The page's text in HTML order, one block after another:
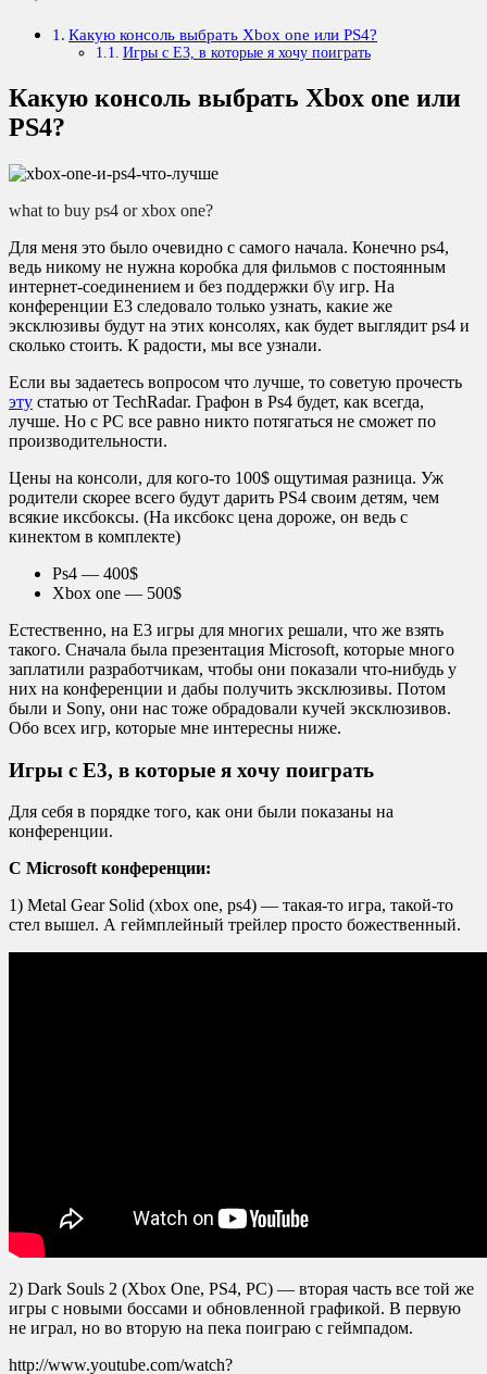
Какую консоль выбрать Xbox one или PS4?
Игры с E3, в которые я хочу поиграть
Какую консоль выбрать Xbox one или
PS4?
what to buy ps4 or xbox one?
Для меня это было очевидно с самого начала. Конечно ps4,
ведь никому не нужна коробка для фильмов с постоянным
интернет-соединением и без поддержки б\у игр. На
конференции E3 следовало только узнать, какие же
эксклюзивы будут на этих консолях, как будет выглядит ps4 и
сколько стоить. К радости, мы все узнали.
Если вы задаетесь вопросом что лучше, то советую прочесть
эту статью от TechRadar. Графон в Ps4 будет, как всегда,
лучше. Но с PC все равно никто потягаться не сможет по
производительности.
Цены на консоли, для кого-то 100$ ощутимая разница. Уж
родители скорее всего будут дарить PS4 своим детям, чем
всякие иксбоксы. (На иксбокс цена дороже, он ведь с
кинектом в комплекте)
Ps4 — 400$
Xbox one — 500$
Естественно, на E3 игры для многих решали, что же взять
такого. Сначала была презентация Microsoft, которые много
заплатили разработчикам, чтобы они показали что-нибудь у
них на конференции и дабы получить эксклюзивы. Потом
были и Sony, они нас тоже обрадовали кучей эксклюзивов.
Обо всех игр, которые мне интересны ниже.
Игры с E3, в которые я хочу поиграть
Для себя в порядке того, как они были показаны на
конференции.
С Microsoft конференции:
1) Metal Gear Solid (xbox one, ps4) — такая-то игра, такой-то
стел вышел. А геймплейный трейлер просто божественный.
2) Dark Souls 2 (Xbox One, PS4, PC) — вторая часть все той же
игры с новыми боссами и обновленной графикой. В первую
не играл, но во вторую на пека поиграю с геймпадом.
http://www.youtube.com/watch?